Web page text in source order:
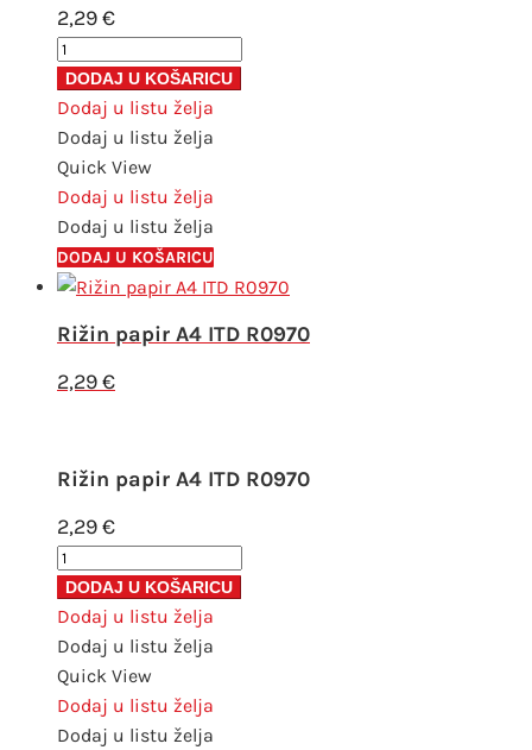
2,29€
Rižin
papir
A4
ITD
R1065
količina
DODAJ U KOŠARICU
Dodaj u listu želja
Dodaj u listu želja
Quick View
Dodaj u listu želja
Dodaj u listu želja
DODAJ U KOŠARICU
Rižin papir A4 ITD R0970
2,29€
Rižin papir A4 ITD R0970
2,29€
Rižin
papir
A4
ITD
R0970
količina
DODAJ U KOŠARICU
Dodaj u listu želja
Dodaj u listu želja
Quick View
Dodaj u listu želja
Dodaj u listu želja